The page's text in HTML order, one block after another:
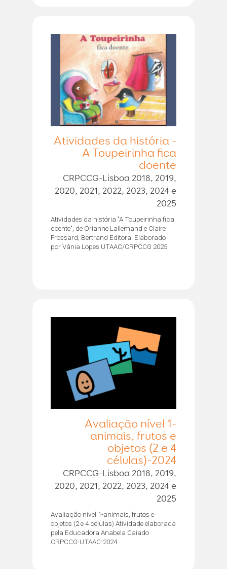
Atividades da história -
A Toupeirinha fica
doente
CRPCCG-Lisboa 2018, 2019,
2020, 2021, 2022, 2023, 2024 e
2025
Atividades da história "A Toupeirinha fica
doente", de Orianne Lallemand e Claire
Frossard, Bertrand Editora. Elaborado
por Vânia Lopes UTAAC/CRPCCG 2025
Avaliação nível 1-
animais, frutos e
objetos (2 e 4
células)-2024
CRPCCG-Lisboa 2018, 2019,
2020, 2021, 2022, 2023, 2024 e
2025
Avaliação nível 1-animais, frutos e
objetos (2 e 4 células) Atividade elaborada
pela Educadora Anabela Caiado
CRPCCG-UTAAC-2024